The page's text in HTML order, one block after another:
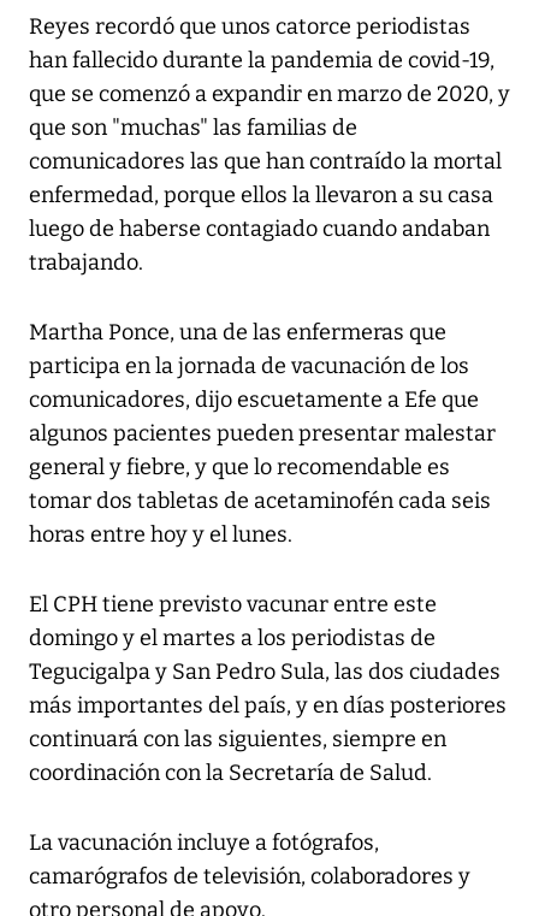
Reyes recordó que unos catorce periodistas
han fallecido durante la pandemia de covid-19,
que se comenzó a expandir en marzo de 2020, y
que son "muchas" las familias de
comunicadores las que han contraído la mortal
enfermedad, porque ellos la llevaron a su casa
luego de haberse contagiado cuando andaban
trabajando.
Martha Ponce, una de las enfermeras que
participa en la jornada de vacunación de los
comunicadores, dijo escuetamente a Efe que
algunos pacientes pueden presentar malestar
general y fiebre, y que lo recomendable es
tomar dos tabletas de acetaminofén cada seis
horas entre hoy y el lunes.
El CPH tiene previsto vacunar entre este
domingo y el martes a los periodistas de
Tegucigalpa y San Pedro Sula, las dos ciudades
más importantes del país, y en días posteriores
continuará con las siguientes, siempre en
coordinación con la Secretaría de Salud.
La vacunación incluye a fotógrafos,
camarógrafos de televisión, colaboradores y
otro personal de apoyo.